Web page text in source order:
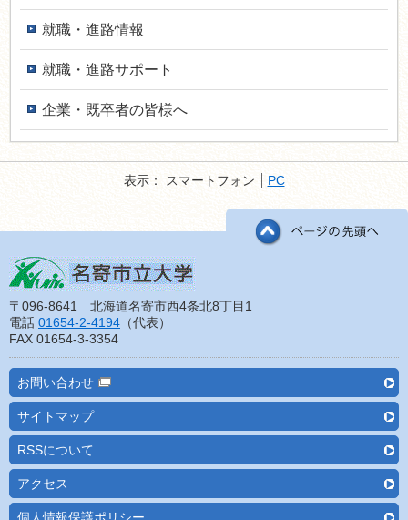
就職・進路情報
就職・進路サポート
企業・既卒者の皆様へ
表示： スマートフォン PC
〒096-8641 北海道名寄市西4条北8丁目1
電話 01654-2-4194 （代表）
FAX 01654-3-3354
お問い合わせ
サイトマップ
RSSについて
アクセス
個人情報保護ポリシー